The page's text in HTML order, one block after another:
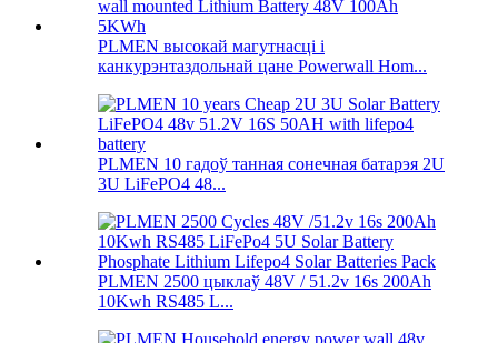
PLMEN высокай магутнасці і
канкурэнтаздольнай цане Powerwall Hom...
PLMEN 10 гадоў танная сонечная батарэя 2U
3U LiFePO4 48...
PLMEN 2500 цыклаў 48V / 51.2v 16s 200Ah
10Kwh RS485 L...